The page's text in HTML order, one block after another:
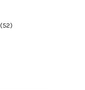
(52)